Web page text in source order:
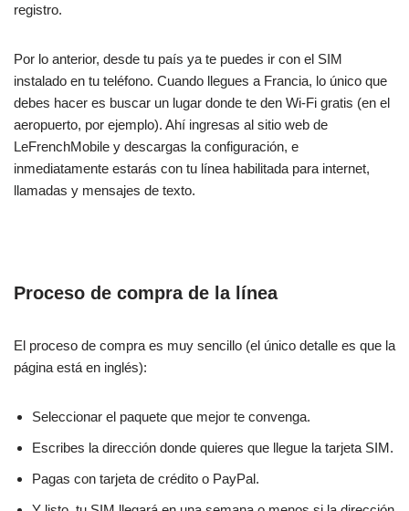
registro.
Por lo anterior, desde tu país ya te puedes ir con el SIM
instalado en tu teléfono. Cuando llegues a Francia, lo único que
debes hacer es buscar un lugar donde te den Wi-Fi gratis (en el
aeropuerto, por ejemplo). Ahí ingresas al sitio web de
LeFrenchMobile y descargas la configuración, e
inmediatamente estarás con tu línea habilitada para internet,
llamadas y mensajes de texto.
Proceso de compra de la línea
El proceso de compra es muy sencillo (el único detalle es que la
página está en inglés):
Seleccionar el paquete que mejor te convenga.
Escribes la dirección donde quieres que llegue la tarjeta SIM.
Pagas con tarjeta de crédito o PayPal.